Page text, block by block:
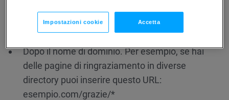
questo URL : *.esempio.com/grazie/, possiamo
Dopo il nome di dominio. Per esempio, se hai
delle pagine di ringraziamento in diverse
directory puoi inserire questo URL:
esempio.com/grazie/*
Impostazioni cookie Accetta